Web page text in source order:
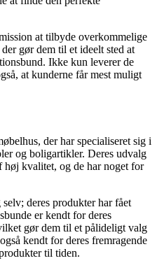
at tilbyde overkommelige
gør dem til et ideelt sted at
Ikke kun leverer de
at kunderne får mest muligt
der har specialiseret sig i
og boligartikler. Deres udvalg
høj kvalitet, og de har noget for
deres produkter har fået
er kendt for deres
gør dem til et pålideligt valg
kendt for deres fremragende
til tiden.